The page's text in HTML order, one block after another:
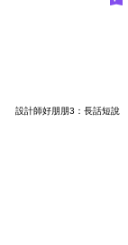
設計師好朋朋3：長話短說